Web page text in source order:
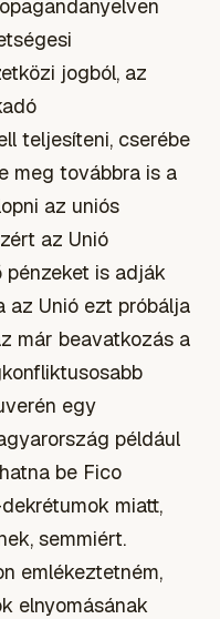
jogból, az
teljesíteni, cserébe
meg továbbra is a
az uniós
az Unió
pénzeket is adják
az Unió ezt próbálja
már beavatkozás a
egy
például
be Fico
miatt,
semmiért.
emlékeztetném,
elnyomásának